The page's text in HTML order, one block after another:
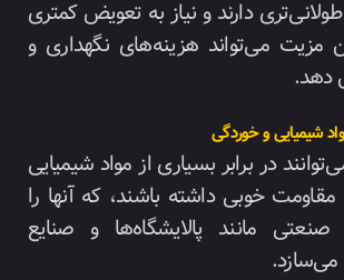
دارند و نیاز به تعویض کمتری
مزیت می‌تواند هزینه‌های نگهداری و
دهد.
در برابر بسیاری از مواد شیمیایی
خوبی داشته باشند، که آنها را
صنعتی مانند پالایشگاه‌ها و صنایع